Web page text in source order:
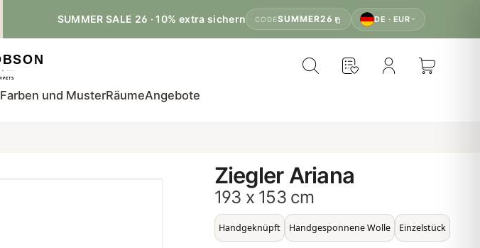
SUMMER SALE 26 · 10% extra sichern
CODESUMMER26 DE · EUR
Farben und MusterRäumeAngebote
Ziegler Ariana
193 x 153 cm
Handgeknüpft Handgesponnene Wolle Einzelstück